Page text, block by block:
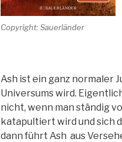
Copyright: Sauerländer
Ash ist ein ganz normaler
Universums wird.
nicht, wenn man ständig
katapultiert wird und sich
dann führt Ash aus